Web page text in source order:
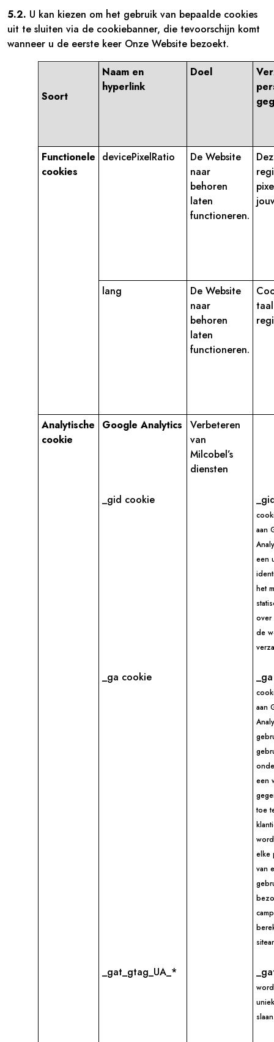
5.2. U kan kiezen om het gebruik van bepaalde cookies
uit te sluiten via de cookiebanner, die tevoorschijn komt
wanneer u de eerste keer Onze Website bezoekt.
Soort
Naam en
hyperlink
Doel
Functionele
cookies
devicePixelRatio
De Website
naar
behoren
laten
functioneren.
lang
De Website
naar
behoren
laten
functioneren.
Analytische
cookie
Google Analytics
Verbeteren
van
Milcobel’s
diensten
_gid cookie
aan
een
het
over
de
_ga cookie
aan
een
toe
elke
van
_gat_gtag_UA_*